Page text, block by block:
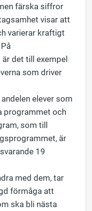
färska siffror
visar att
varierar kraftigt
det till exempel
som driver
elever som
programmet och
som till
är
19
med dem, tar
förmåga att
ska bli nästa